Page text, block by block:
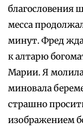
благословения
месса
минут. Фред
к алтарю
Марии. Я
миновала
страшно
изображением